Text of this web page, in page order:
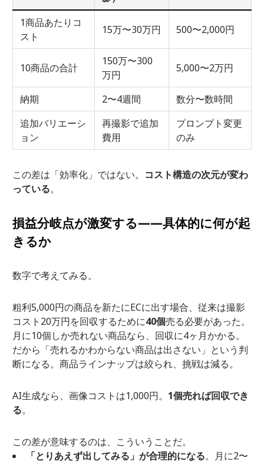
1商品あたりコ
スト
15万〜30万円 500〜2,000円
10商品の合計
150万〜300
万円
5,000〜2万円
納期 2〜4週間
数分〜数時間
追加バリエーシ
ョン
再撮影で追加
費用
プロンプト変更
のみ
この差は「効率化」ではない。 コスト構造の次元が変わ
っている。
損益分岐点が激変する——具体的に何が起
きるか
数字で考えてみる。
粗利5,000円の商品を新たにECに出す場合、従来は撮影
コスト20万円を回収するために40個売る必要があった。
月に10個しか売れない商品なら、回収に4ヶ月かかる。
だから「売れるかわからない商品は出さない」という判
断になる。商品ラインナップは絞られ、挑戦は減る。
AI生成なら、画像コストは1,000円。 1個売れば回収でき
る。
この差が意味するのは、こういうことだ。
「とりあえず出してみる」が合理的になる。月に2〜